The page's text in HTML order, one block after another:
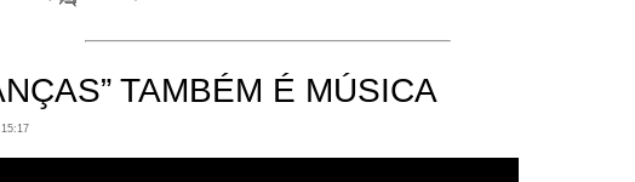
TAMBÉM É MÚSICA